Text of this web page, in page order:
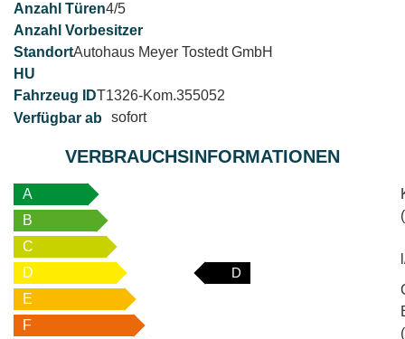
4/5
Autohaus Meyer Tostedt GmbH
T1326-Kom.355052
sofort
VERBRAUCHSINFORMATIONEN
A
B
C
D
D
E
F